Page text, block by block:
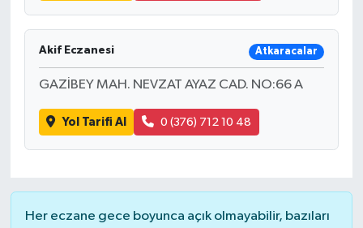
Akif Eczanesi Atkaracalar
GAZİBEY MAH. NEVZAT AYAZ CAD. NO:66 A
Yol Tarifi Al 0 (376) 712 10 48
Her eczane gece boyunca açık olmayabilir, bazıları